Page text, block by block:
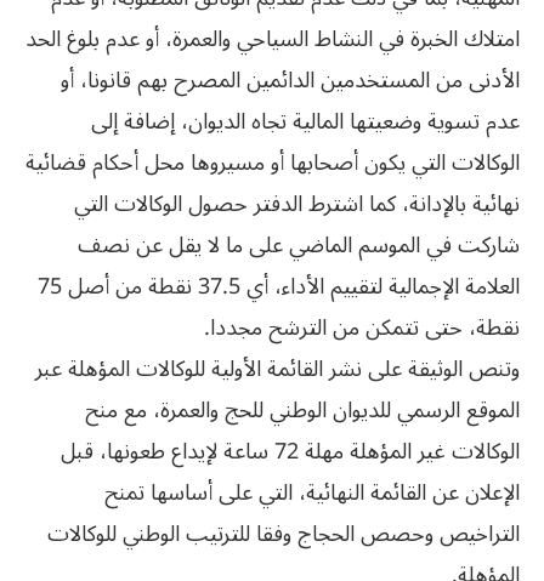
امتلاك الخبرة في النشاط السياحي والعمرة، أو عدم بلوغ الحد
الأدنى من المستخدمين الدائمين المصرح بهم قانونا، أو
عدم تسوية وضعيتها المالية تجاه الديوان، إضافة إلى
الوكالات التي يكون أصحابها أو مسيروها محل أحكام قضائية
نهائية بالإدانة، كما اشترط الدفتر حصول الوكالات التي
شاركت في الموسم الماضي على ما لا يقل عن نصف
العلامة الإجمالية لتقييم الأداء، أي 37.5 نقطة من أصل 75
نقطة، حتى تتمكن من الترشح مجددا.
وتنص الوثيقة على نشر القائمة الأولية للوكالات المؤهلة عبر
الموقع الرسمي للديوان الوطني للحج والعمرة، مع منح
الوكالات غير المؤهلة مهلة 72 ساعة لإيداع طعونها، قبل
الإعلان عن القائمة النهائية، التي على أساسها تمنح
التراخيص وحصص الحجاج وفقا للترتيب الوطني للوكالات